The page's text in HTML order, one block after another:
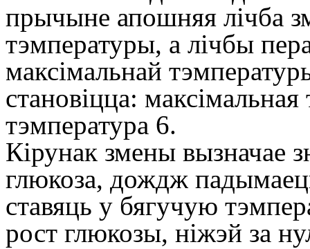
прычыне апошняя лічба
тэмпературы, а лічбы
максімальнай
становіцца:
тэмпература 6.
Кірунак змены вызначае
глюкоза, дождж
ставяць у бягучую
рост глюкозы, ніжэй за